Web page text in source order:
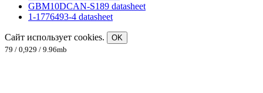
GBM10DCAN-S189 datasheet
1-1776493-4 datasheet
Сайт использует cookies.
OK
79 / 0,929 / 9.96mb